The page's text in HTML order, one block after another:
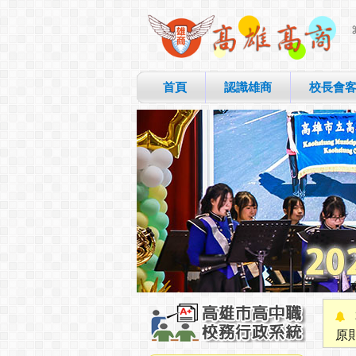
首頁 認識雄商 校長會
原